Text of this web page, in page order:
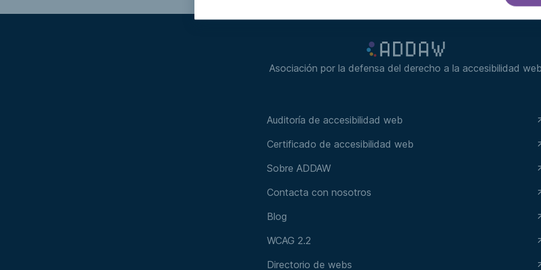
Asociación por la defensa del derecho a la accesibilidad
Auditoría de accesibilidad web
Certificado de accesibilidad web
Sobre ADDAW
Contacta con nosotros
Blog
WCAG 2.2
Directorio de webs